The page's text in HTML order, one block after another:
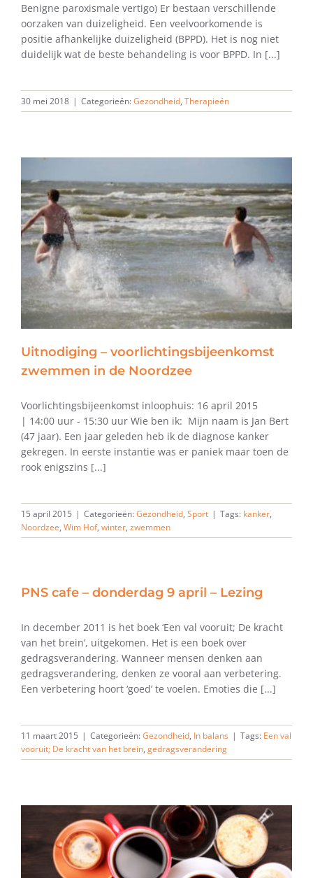
Benigne paroxismale vertigo) Er bestaan verschillende
oorzaken van duizeligheid. Een veelvoorkomende is
positie afhankelijke duizeligheid (BPPD). Het is nog niet
duidelijk wat de beste behandeling is voor BPPD. In [...]
30 mei 2018 | Categorieën:Gezondheid, Therapieën
Uitnodiging – voorlichtingsbijeenkomst
zwemmen in de Noordzee
Voorlichtingsbijeenkomst inloophuis: 16 april 2015
| 14:00 uur - 15:30 uur Wie ben ik: Mijn naam is Jan Bert
(47 jaar). Een jaar geleden heb ik de diagnose kanker
gekregen. In eerste instantie was er paniek maar toen de
rook enigszins [...]
15 april 2015 | Categorieën:Gezondheid, Sport | Tags: kanker,
Noordzee, Wim Hof, winter, zwemmen
PNS cafe – donderdag 9 april – Lezing
In december 2011 is het boek ‘Een val vooruit; De kracht
van het brein’, uitgekomen. Het is een boek over
gedragsverandering. Wanneer mensen denken aan
gedragsverandering, denken ze vooral aan verbetering.
Een verbetering hoort ‘goed’ te voelen. Emoties die [...]
11 maart 2015 | Categorieën:Gezondheid, In balans | Tags: Een val
vooruit; De kracht van het brein, gedragsverandering